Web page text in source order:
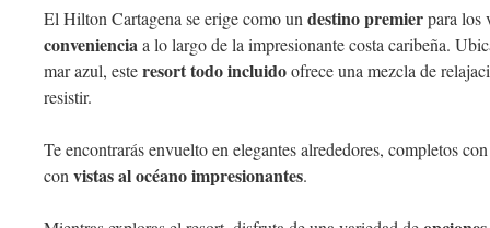
El Hilton Cartagena se erige como un destino premierpara los
convenienciaa lo largo de la impresionante costa caribeña.
mar azul, esteresort todo incluidoofrece una mezcla de
resistir.
Te encontrarás envuelto en elegantes alrededores, completos
con vistas al océano impresionantes.